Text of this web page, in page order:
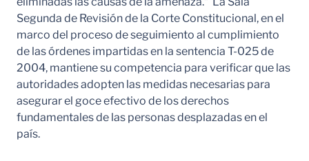
Segunda de Revisión de la Corte Constitucional, en el
marco del proceso de seguimiento al cumplimiento
de las órdenes impartidas en la sentencia T-025 de
2004, mantiene su competencia para verificar que las
autoridades adopten las medidas necesarias para
asegurar el goce efectivo de los derechos
fundamentales de las personas desplazadas en el
país.